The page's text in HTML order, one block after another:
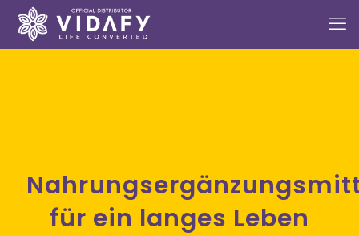
Nahrungsergänzungsmittel
für ein langes Leben